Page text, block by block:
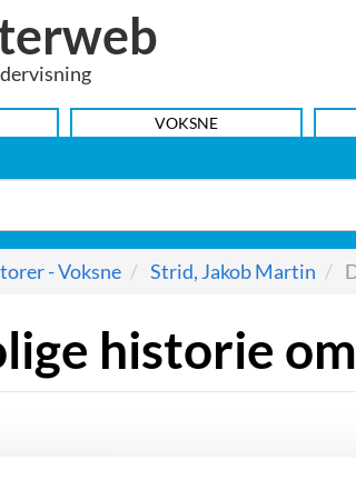
VOKSNE
- Voksne Strid, Jakob Martin
historie
drama er igen temaet i Jakob Martin
af en børnebog,